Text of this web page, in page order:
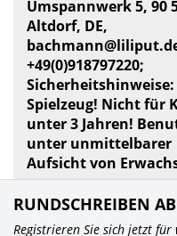
Umspannwerk 5, 90
Altdorf, DE,
+49(0)918797220;
Sicherheitshinweise:
Spielzeug! Nicht für
unter 3 Jahren!
unter unmittelbarer
Aufsicht von
RUNDSCHREIBEN
Registrieren Sie sich jetzt